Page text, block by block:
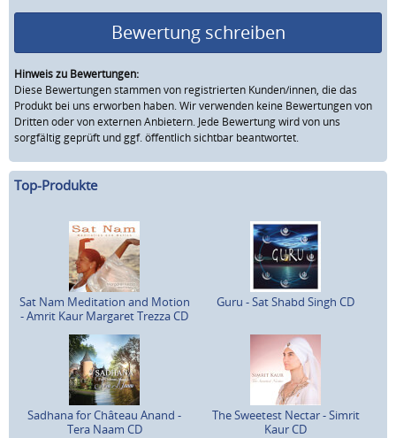
Bewertung schreiben
Hinweis zu Bewertungen:
Diese Bewertungen stammen von registrierten Kunden/innen, die das
Produkt bei uns erworben haben. Wir verwenden keine Bewertungen von
Dritten oder von externen Anbietern. Jede Bewertung wird von uns
sorgfältig geprüft und ggf. öffentlich sichtbar beantwortet.
Top-Produkte
Sat Nam Meditation and Motion
- Amrit Kaur Margaret Trezza CD
Guru - Sat Shabd Singh CD
Sadhana for Château Anand -
Tera Naam CD
The Sweetest Nectar - Simrit
Kaur CD